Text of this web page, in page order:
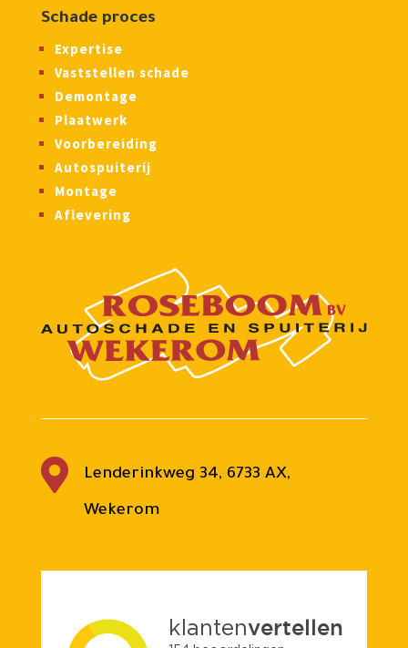
Schade proces
Expertise
Vaststellen schade
Demontage
Plaatwerk
Voorbereiding
Autospuiterij
Montage
Aflevering

Lenderinkweg 34, 6733 AX,
Wekerom